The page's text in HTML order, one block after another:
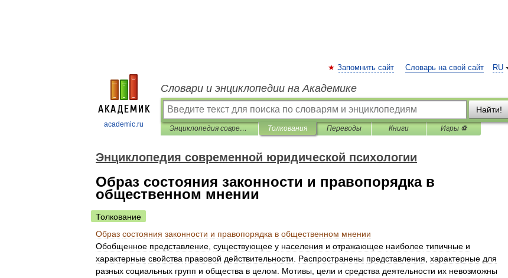
academic.ru
RU
Запомнить сайт Словарь на свой сайт
Словари и энциклопедии на Академике
Найти!
Энциклопедия современной юридической психологии Толкования Переводы Книги Игры ⚽
Энциклопедия современной юридической психологии
Образ состояния законности и правопорядка в
общественном мнении
Толкование
Образ состояния законности и правопорядка в общественном мнении
Обобщенное представление существующее у населения и отражающее наиболее типичные и
характерные свойства правовой действительности Распространены представления характерные для
разных социальных групп и общества в целом Мотивы цели и средства деятельности их невозможны